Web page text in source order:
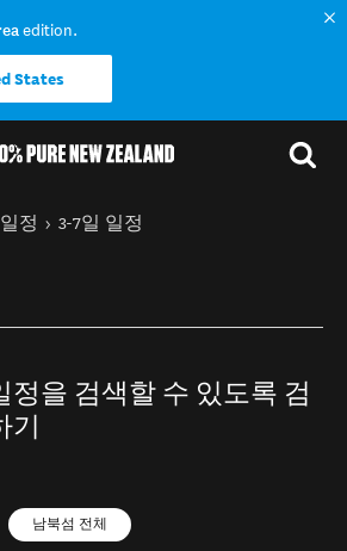
edition.
States
정 3-7일 일정
정을 검색할 수 있도록 검
기
남북섬 전체